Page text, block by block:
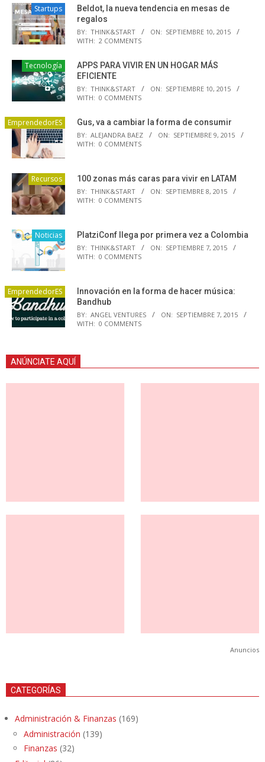
Startups
Beldot, la nueva tendencia en mesas de
regalos
BY: THINK&START ON: SEPTIEMBRE 10, 2015
WITH: 2 COMMENTS
Tecnología
APPS PARA VIVIR EN UN HOGAR MÁS
EFICIENTE
BY: THINK&START ON: SEPTIEMBRE 10, 2015
WITH: 0 COMMENTS
EmprendedorES Gus, va a cambiar la forma de consumir
BY: ALEJANDRA BAEZ ON: SEPTIEMBRE 9, 2015
WITH: 0 COMMENTS
Recursos 100 zonas más caras para vivir en LATAM
BY: THINK&START ON: SEPTIEMBRE 8, 2015
WITH: 0 COMMENTS
Noticias PlatziConf llega por primera vez a Colombia
BY: THINK&START ON: SEPTIEMBRE 7, 2015
WITH: 0 COMMENTS
EmprendedorES
Innovación en la forma de hacer música:
Bandhub
BY: ANGEL VENTURES ON: SEPTIEMBRE 7, 2015
WITH: 0 COMMENTS
ANÚNCIATE AQUÍ
Anuncios
CATEGORÍAS
Administración & Finanzas (169)
Administración (139)
Finanzas (32)